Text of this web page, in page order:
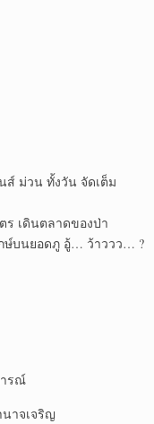
ม่วน ทั้งวัน จัดเต็ม
ร เดินตลาดของป่า
ษ์บนยอดภู อู้… ว้าววว… ?
ารณ์
าจเจริญ